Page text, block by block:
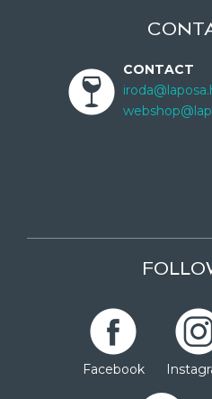
CONTACT
Facebook